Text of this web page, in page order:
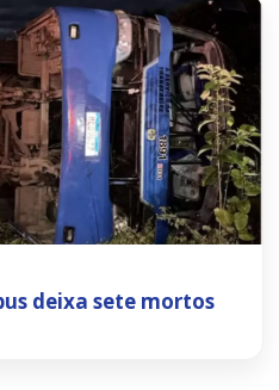
deixa sete mortos